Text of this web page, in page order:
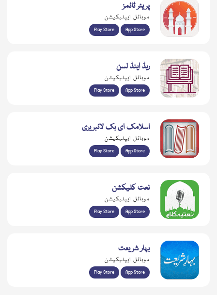
پریئر ٹائمز
موبائل ایپلیکیشن
Play Store App Store
ریڈ اینڈ لسن
موبائل ایپلیکیشن
Play Store App Store
اسلامک ای بک لائبریری
موبائل ایپلیکیشن
Play Store App Store
نعت کلیکشن
موبائل ایپلیکیشن
Play Store App Store
بہار شریعت
موبائل ایپلیکیشن
Play Store App Store